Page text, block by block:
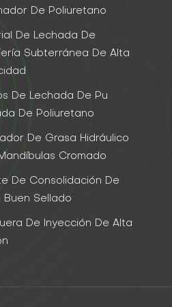
De Poliuretano
De Lechada De
Subterránea De Alta
De Lechada De Pu
De Poliuretano
De Grasa Hidráulico
Cromado
De Consolidación De
Buen Sellado
De Inyección De Alta